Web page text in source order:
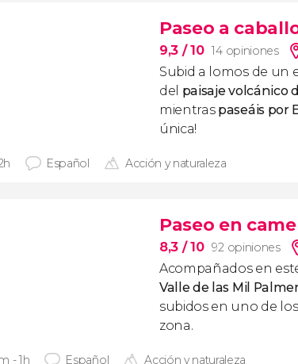
Paseo a
9,3 / 10 14 opiniones
Subid a lomos de un
del paisaje volcánico
mientraspaseáis por
única!
Español Acción y naturaleza
Paseo en
8,3 / 10 92 opiniones
Acompañados en
Valle de las Mil
subidos en uno de
zona.
- 1h Español Acción y naturaleza